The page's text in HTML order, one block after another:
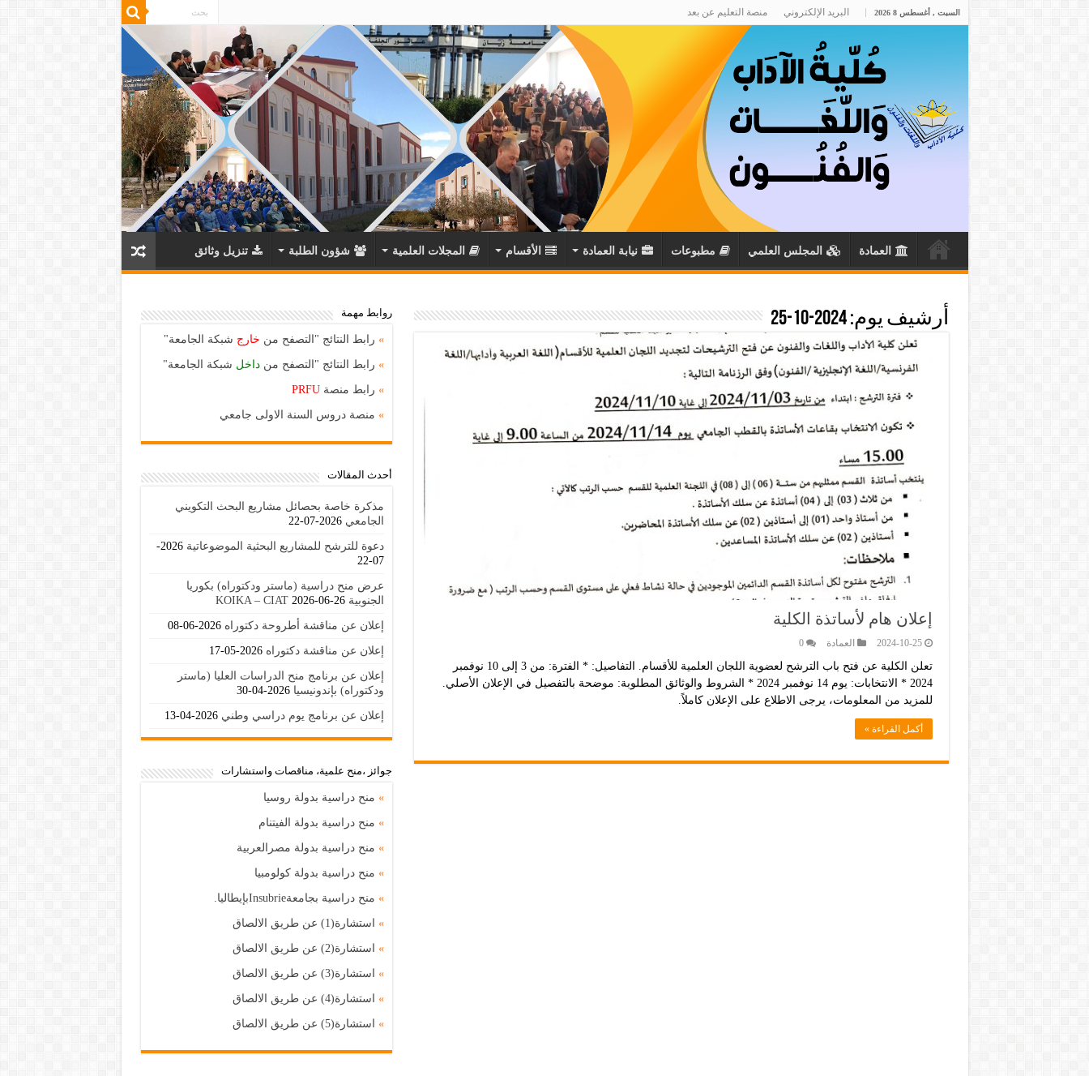
السبت , أغسطس 8 2026 البريد الإلكتروني منصة التعليم عن بعد
العمادة المجلس العلمي مطبوعات نيابة العمادة اﻷقسام المجلات العلمية شؤون الطلبة تنزيل وثائق
أرشيف يوم:2024-10-25
إعلان هام لأساتذة الكلية
2024-10-25 العمادة 0
تعلن الكلية عن فتح باب الترشح لعضوية اللجان العلمية للأقسام. التفاصيل: * الفترة: من 3 إلى 10 نوفمبر
2024 * الانتخابات: يوم 14 نوفمبر 2024 * الشروط والوثائق المطلوبة: موضحة بالتفصيل في الإعلان الأصلي.
للمزيد من المعلومات، يرجى الاطلاع على الإعلان كاملاً.
أكمل القراءة »
روابط مهمة
» رابط النتائج "التصفح من خارج شبكة الجامعة"
» رابط النتائج "التصفح منداخل شبكة الجامعة"
» رابط منصةPRFU
» منصة دروس السنة الاولى جامعي
أحدث المقالات
مذكرة خاصة بحصائل مشاريع البحث التكويني
الجامعي 2026-07-22
دعوة للترشح للمشاريع البحثية الموضوعاتية
2026-
07-22
عرض منح دراسية (ماستر ودكتوراه) بكوريا
الجنوبية KOIKA – CIAT2026-06-26
إعلان عن مناقشة أطروحة دكتوراه 2026-06-08
إعلان عن مناقشة دكتوراه 2026-05-17
إعلان عن برنامج منح الدراسات العليا (ماستر
ودكتوراه) بإندونيسيا 2026-04-30
إعلان عن برنامج يوم دراسي وطني 2026-04-13
جوائز ،منح علمية، مناقصات واستشارات
» منح دراسية بدولة روسيا
» منح دراسية بدولة الفيتنام
» منح دراسية بدولة مصرالعربية
» منح دراسية بدولة كولومبيا
» منح دراسية بجامعةInsubrieبإيطاليا.
» استشارة(1) عن طريق الالصاق
» استشارة(2) عن طريق الالصاق
» استشارة(3) عن طريق الالصاق
» استشارة(4) عن طريق الالصاق
» استشارة(5) عن طريق الالصاق